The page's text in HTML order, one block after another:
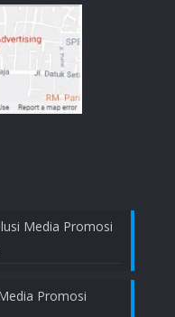
Media Promosi
Promosi